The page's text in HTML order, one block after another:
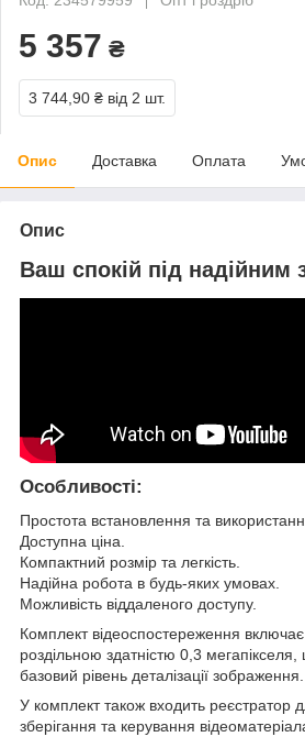
5 357 ₴
3 744,90 ₴ від 2 шт.
Опис Доставка Оплата
Опис
Ваш спокій під надійним
Особливості:
Простота встановлення та
Доступна ціна.
Компактний розмір та легкість.
Надійна робота в будь-яких умовах.
Можливість віддаленого доступу.
Комплект відеоспостереження
роздільною здатністю 0,3
базовий рівень деталізації
У комплект також входить реєстратор
зберігання та керування